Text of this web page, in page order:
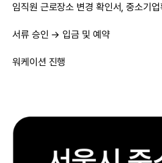
임직원 근로장소 변경 확인서, 중소기
서류 승인 → 입금 및 예약
워케이션 진행